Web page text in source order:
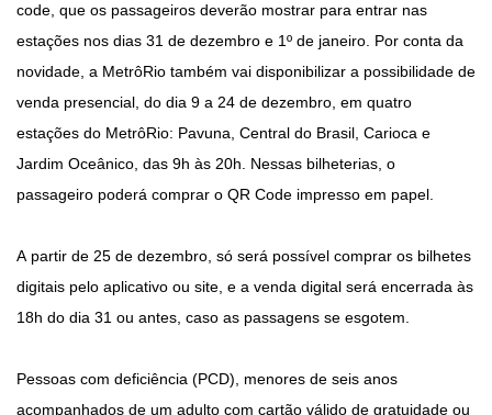
code, que os passageiros deverão mostrar para entrar nas
estações nos dias 31 de dezembro e 1º de janeiro. Por conta da
novidade, a MetrôRio também vai disponibilizar a possibilidade de
venda presencial, do dia 9 a 24 de dezembro, em quatro
estações do MetrôRio: Pavuna, Central do Brasil, Carioca e
Jardim Oceânico, das 9h às 20h. Nessas bilheterias, o
passageiro poderá comprar o QR Code impresso em papel.
A partir de 25 de dezembro, só será possível comprar os bilhetes
digitais pelo aplicativo ou site, e a venda digital será encerrada às
18h do dia 31 ou antes, caso as passagens se esgotem.
Pessoas com deficiência (PCD), menores de seis anos
acompanhados de um adulto com cartão válido de gratuidade ou